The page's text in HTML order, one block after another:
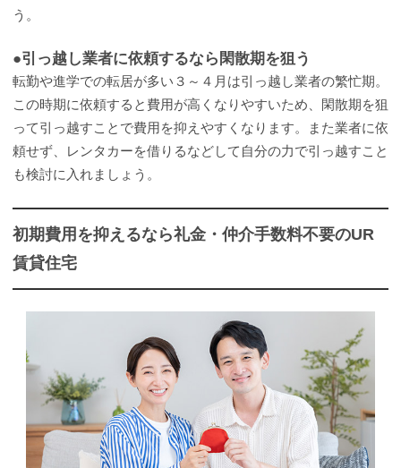
う。
●引っ越し業者に依頼するなら閑散期を狙う
転勤や進学での転居が多い３～４月は引っ越し業者の繁忙期。
この時期に依頼すると費用が高くなりやすいため、閑散期を狙
って引っ越すことで費用を抑えやすくなります。また業者に依
頼せず、レンタカーを借りるなどして自分の力で引っ越すこと
も検討に入れましょう。
初期費用を抑えるなら礼金・仲介手数料不要のUR
賃貸住宅